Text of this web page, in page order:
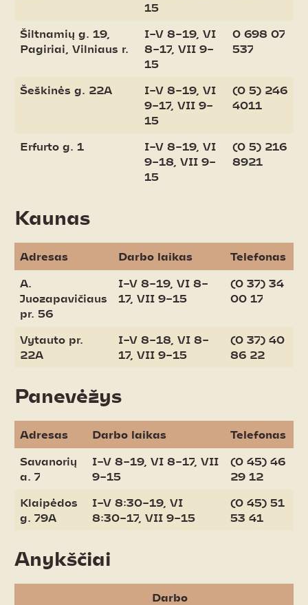
15
Šiltnamių g. 19,
Pagiriai, Vilniaus r.
I–V 8–19, VI
8–17, VII 9–
15
0 698 07
537
Šeškinės g. 22A
I–V 8–19, VI
9–17, VII 9–
15
(0 5) 246
4011
Erfurto g. 1
I–V 8–19, VI
9–18, VII 9–
15
(0 5) 216
8921
Kaunas
Adresas Darbo laikas Telefonas
A.
Juozapavičiaus
pr. 56
I–V 8–19, VI 8–
17, VII 9–15
(0 37) 34
00 17
Vytauto pr.
22A
I–V 8–18, VI 8–
17, VII 9–15
(0 37) 40
86 22
Panevėžys
Adresas Darbo laikas Telefonas
Savanorių
a. 7
I–V 8–19, VI 8–17, VII
9–15
(0 45) 46
29 12
Klaipėdos
g. 79A
I–V 8:30–19, VI
8:30–17, VII 9–15
(0 45) 51
53 41
Anykščiai
Darbo